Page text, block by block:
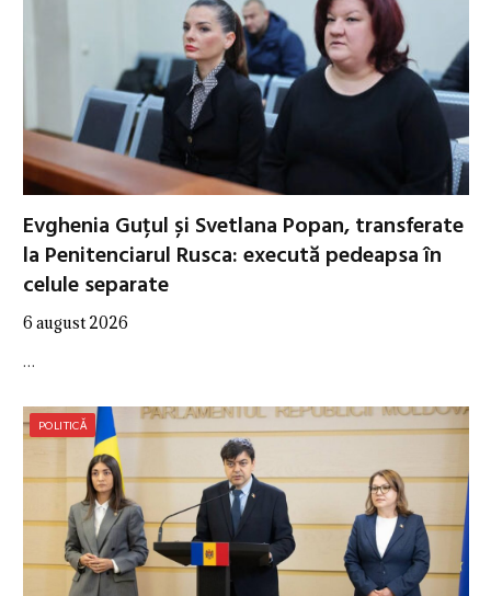
Evghenia Guțul și Svetlana Popan, transferate
la Penitenciarul Rusca: execută pedeapsa în
celule separate
6 august 2026
…
POLITICĂ